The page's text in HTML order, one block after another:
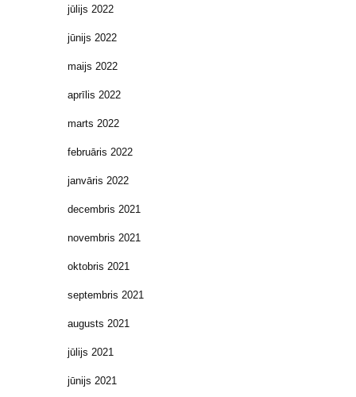
jūlijs 2022
jūnijs 2022
maijs 2022
aprīlis 2022
marts 2022
februāris 2022
janvāris 2022
decembris 2021
novembris 2021
oktobris 2021
septembris 2021
augusts 2021
jūlijs 2021
jūnijs 2021